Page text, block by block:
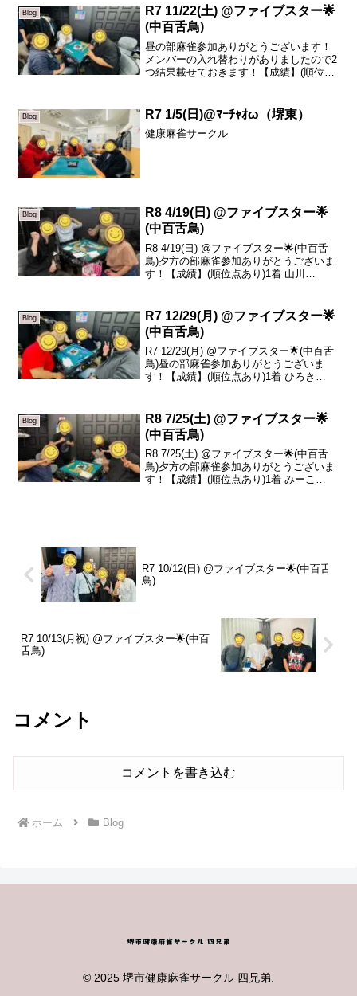
トップはかん...
Blog
R7 11/22(土) @ファイブスター🌟
(中百舌鳥)
昼の部麻雀参加ありがとうございます！
メンバーの入れ替わりがありましたので2
つ結果載せておきます！【成績】(順位点
１着 とびちゃ...
Blog R7 1/5(日)@ﾏｰﾁｬｵω（堺東）
健康麻雀サークル
Blog
R8 4/19(日) @ファイブスター🌟
(中百舌鳥)
R8 4/19(日) @ファイブスター🌟(中百舌
鳥)夕方の部麻雀参加ありがとうございま
す！【成績】(順位点あり)1着 山川
ルトップは山川...
Blog
R7 12/29(月) @ファイブスター🌟
(中百舌鳥)
R7 12/29(月) @ファイブスター🌟(中百舌
鳥)昼の部麻雀参加ありがとうございま
す！【成績】(順位点あり)1着 ひろき
ップ...
Blog
R8 7/25(土) @ファイブスター🌟
(中百舌鳥)
R8 7/25(土) @ファイブスター🌟(中百舌
鳥)夕方の部麻雀参加ありがとうございま
す！【成績】(順位点あり)1着 みーこ
R7 10/12(日) @ファイブスター🌟(中百舌
鳥)
R7 10/13(月祝) @ファイブスター🌟(中百
舌鳥)
コメント
コメントを書き込む
ホーム Blog
© 2025 堺市健康麻雀サークル 四兄弟.